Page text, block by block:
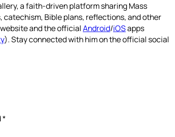
a faith-driven platform sharing Mass
catechism, Bible plans, reflections, and other
and the officialAndroid/iOSapps
). Stay connected with him on the official social
*